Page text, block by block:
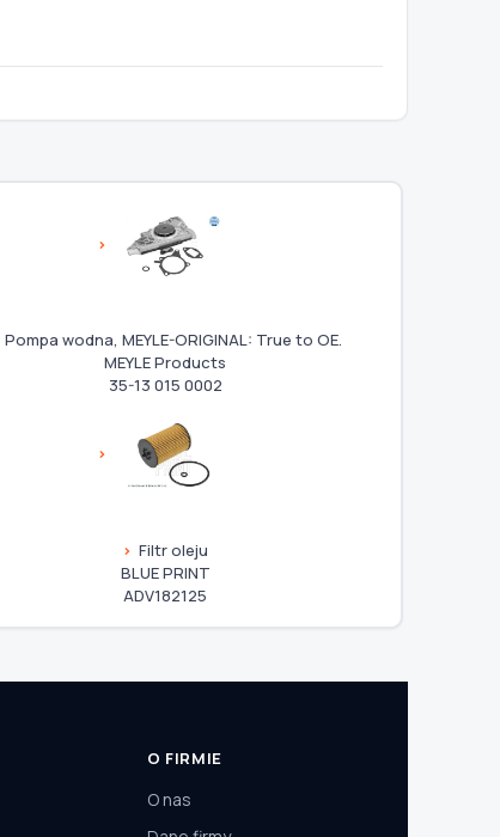
Pompa wodna, MEYLE-ORIGINAL: True to OE.
MEYLE Products
35-13 015 0002
Filtr oleju
BLUE PRINT
ADV182125
O FIRMIE
O nas